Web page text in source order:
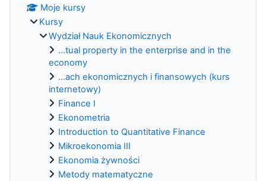
Moje kursy
Kursy
Wydział Nauk Ekonomicznych
...tual property in the enterprise and in the
economy
...ach ekonomicznych i finansowych (kurs
internetowy)
Finance I
Ekonometria
Introduction to Quantitative Finance
Mikroekonomia III
Ekonomia żywności
Metody matematyczne